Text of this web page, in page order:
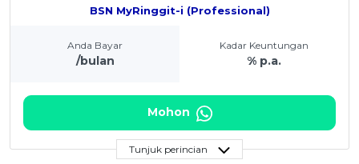
BSN MyRinggit-i (Professional)
Anda Bayar
/bulan
Kadar Keuntungan
% p.a.
Mohon
Tunjuk perincian